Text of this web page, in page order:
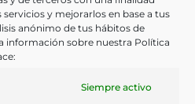
y mejorarlos en base a tus
anónimo de tus hábitos de
información sobre nuestra Política
Siempre activo